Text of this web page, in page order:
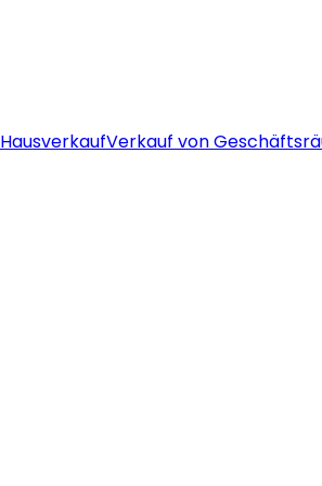
HausverkaufVerkauf von